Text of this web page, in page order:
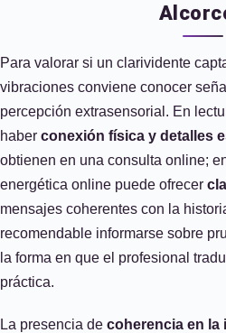
Para valorar si un clarividente
vibraciones conviene conocer
percepción extrasensorial. En
haber conexión física y detalles
obtienen en una consulta online;
energética online puede ofrecer
mensajes coherentes con la
recomendable informarse sobre
la forma en que el profesional
práctica.
La presencia de coherencia en la